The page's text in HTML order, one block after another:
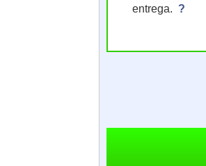
entrega. ?